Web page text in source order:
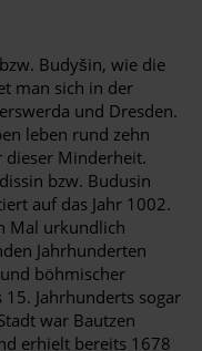
Budyšin, wie die
man sich in der
und Dresden.
leben rund zehn
dieser Minderheit.
bzw. Budusin
auf das Jahr 1002.
Mal urkundlich
Jahrhunderten
böhmischer
Jahrhunderts sogar
war Bautzen
erhielt bereits 1678